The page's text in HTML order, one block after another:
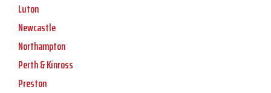
Luton
Newcastle
Northampton
Perth & Kinross
Preston